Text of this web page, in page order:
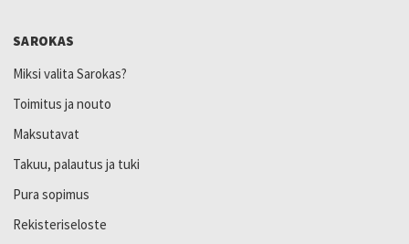
SAROKAS
Miksi valita Sarokas?
Toimitus ja nouto
Maksutavat
Takuu, palautus ja tuki
Pura sopimus
Rekisteriseloste